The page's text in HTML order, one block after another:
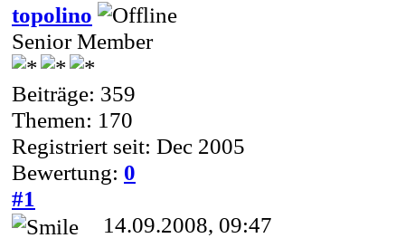
topolino
Senior Member
Beiträge: 359
Themen: 170
Registriert seit: Dec 2005
Bewertung: 0
#1
14.09.2008, 09:47